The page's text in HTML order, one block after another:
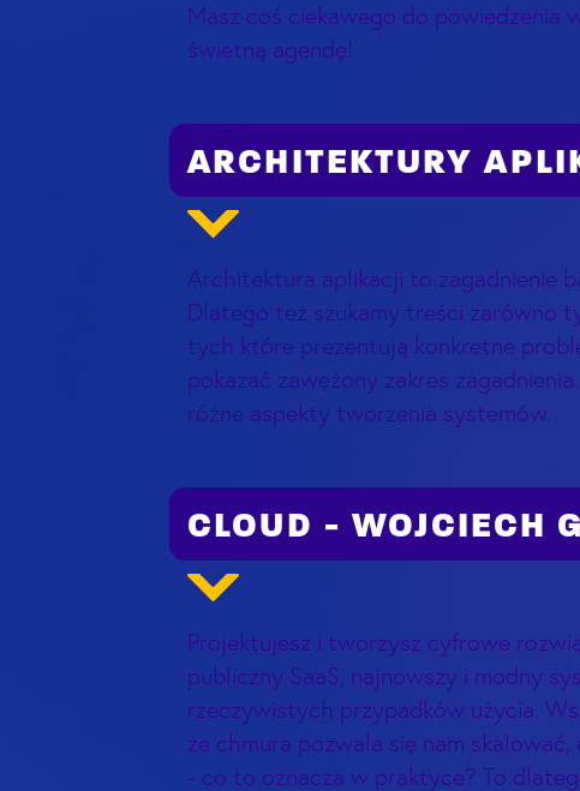
Masz coś ciekawego do powiedzenia
świetną agendę!
ARCHITEKTURY
Architektura aplikacji to zagadnienie
Dlatego też szukamy treści zarówno
tych które prezentują konkretne
pokazać zawężony zakres
różne aspekty tworzenia systemów.
CLOUD - WOJCIECH
Projektujesz i tworzysz cyfrowe
publiczny SaaS, najnowszy i modny
rzeczywistych przypadków użycia.
że chmura pozwala się nam
- co to oznacza w praktyce? To